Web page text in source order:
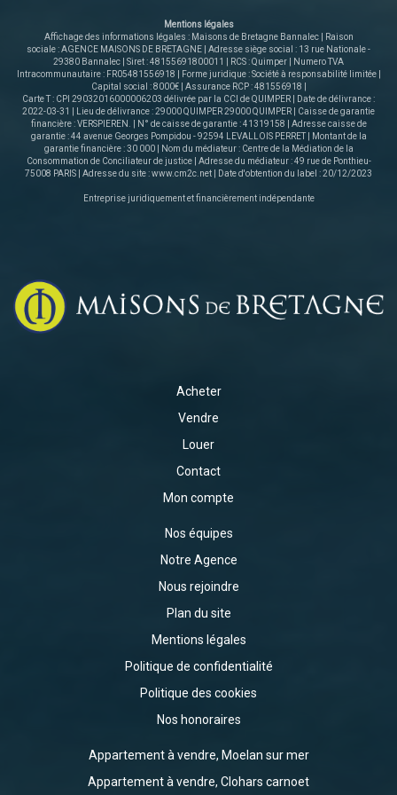
jardin, paysager et arboré, agrémenté d'un bassin face à
la terrasse est une réelle valeur ajoutée pour cette
propriété familiale, fonctionnelle et dotée de beaux
volumes... Bénéficiant d'une proximité des plages et des
commerces et d'un accès rapide à Lorient, la voie rapide et
à l'aéroport, cette maison sera parfaite pour une
résidence principale. ou secondaire. A visiter rapidement.
Les informations sur les risques auxquels ce bien est
exposé sont disponibles sur le site
www.georisques.gouv.fr
Mentions légales
Affichage des informations légales : Maisons de Bretagne Bannalec | Raison
sociale : AGENCE MAISONS DE BRETAGNE | Adresse siège social : 13 rue Nationale -
29380 Bannalec | Siret : 48155691800011 | RCS : Quimper | Numero TVA
Intracommunautaire : FR05481556918 | Forme juridique : Société à responsabilité limitée |
Capital social : 8000€ | Assurance RCP : 481556918 |
Carte T : CPI 29032016000006203 délivrée par la CCI de QUIMPER | Date de délivrance :
2022-03-31 | Lieu de délivrance : 29000 QUIMPER 29000 QUIMPER | Caisse de garantie
financière : VERSPIEREN. | N° de caisse de garantie : 41319158 | Adresse caisse de
garantie : 44 avenue Georges Pompidou - 92594 LEVALLOIS PERRET | Montant de la
garantie financière : 30 000 | Nom du médiateur : Centre de la Médiation de la
Consommation de Conciliateur de justice | Adresse du médiateur : 49 rue de Ponthieu-
75008 PARIS | Adresse du site :www.cm2c.net | Date d'obtention du label : 20/12/2023
Entreprise juridiquement et financièrement indépendante
Acheter
Vendre
Louer
Contact
Mon compte
Nos équipes
Notre Agence
Nous rejoindre
Plan du site
Mentions légales
Politique de confidentialité
Politique des cookies
Nos honoraires
Appartement à vendre, Moelan sur mer
Appartement à vendre, Clohars carnoet